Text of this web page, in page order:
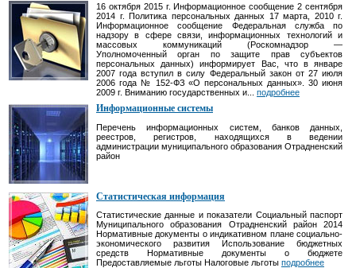
16 октября 2015 г. Информационное сообщение 2 сентября
2014 г. Политика персональных данных 17 марта, 2010 г.
Информационное сообщение Федеральная служба по
надзору в сфере связи, информационных технологий и
массовых коммуникаций (Роскомнадзор —
Уполномоченный орган по защите прав субъектов
персональных данных) информирует Вас, что в январе
2007 года вступил в силу Федеральный закон от 27 июля
2006 года № 152-ФЗ «О персональных данных». 30 июня
2009 г. Вниманию государственных и... подробнее
Информационные системы
Перечень информационных систем, банков данных,
реестров, регистров, находящихся в ведении
администрации муниципального образования Отрадненский
район
Статистическая информация
Статистические данные и показатели Социальный паспорт
Муниципального образования Отрадненский район 2014
Нормативные документы о индикативном плане социально-
экономического развития Использование бюджетных
средств Нормативные документы о бюджете
Предоставляемые льготы Налоговые льготы подробнее